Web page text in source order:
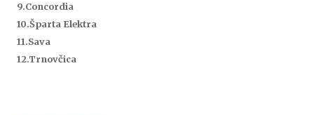
9.Concordia
10.Šparta Elektra
11.Sava
12.Trnovčica